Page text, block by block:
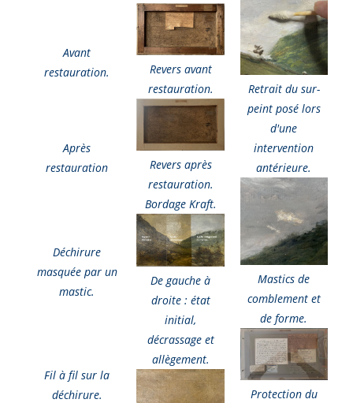
Avant
restauration.
Après
restauration
Déchirure
masquée par un
mastic.
Fil à fil sur la
déchirure.
Revers avant
restauration.
Revers après
restauration.
Bordage Kraft.
De gauche à
droite : état
initial,
décrassage et
allègement.
Retrait du sur-
peint posé lors
d'une
intervention
antérieure.
Mastics de
comblement et
de forme.
Protection du